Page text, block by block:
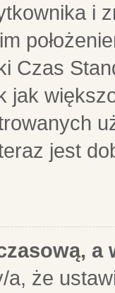
i
Czas
jak
jest
że